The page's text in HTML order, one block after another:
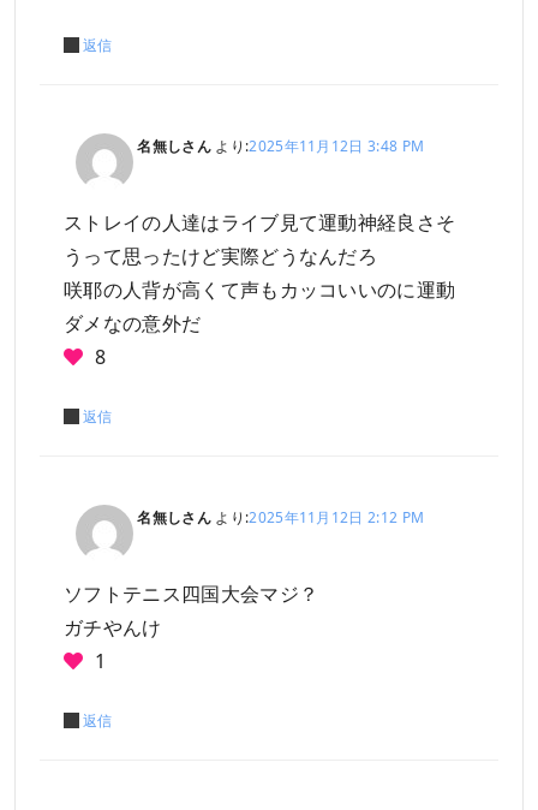
返信
名無しさん より:2025年11月12日 3:48 PM
ストレイの人達はライブ見て運動神経良さそ
うって思ったけど実際どうなんだろ
咲耶の人背が高くて声もカッコいいのに運動
ダメなの意外だ
8
返信
名無しさん より:2025年11月12日 2:12 PM
ソフトテニス四国大会マジ？
ガチやんけ
1
返信